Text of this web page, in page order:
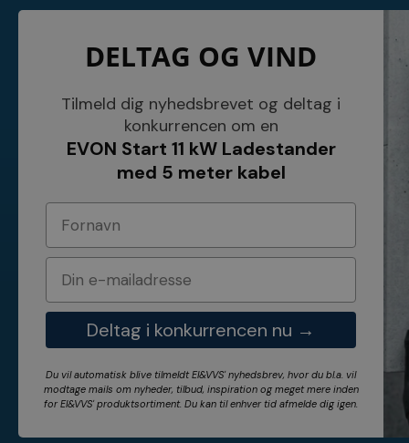
NETSALG EL & VVS APS
Søndergårdsvej 44
Danmark
E-mail: info@elvvs.dk
Åbningstider
Privatlivspolitik
DELTAG OG VIND
Tilmeld dig nyhedsbrevet og deltag i
konkurrencen om en
EVON Start 11 kW Ladestander
med 5 meter kabel
Deltag i konkurrencen nu →
Du vil automatisk blive tilmeldt El&VVS' nyhedsbrev, hvor du bl.a. vil
modtage mails om nyheder, tilbud, inspiration og meget mere inden
for El&VVS' produktsortiment. Du kan til enhver tid afmelde dig igen.